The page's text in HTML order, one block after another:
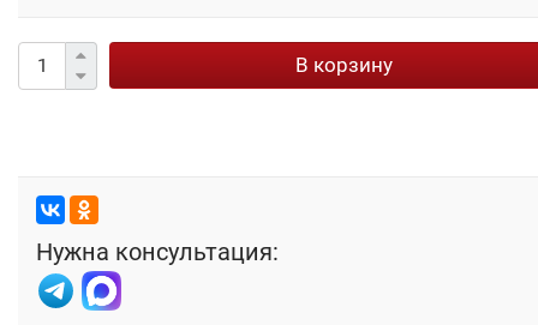
В корзину
Нужна консультация: